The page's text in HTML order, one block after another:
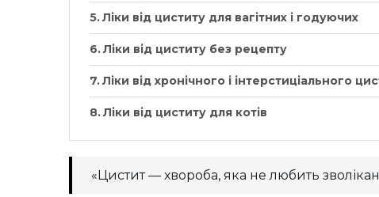
Ліки від циститу для вагітних і годуючих
Ліки від циститу без рецепту
Ліки від хронічного і інтерстиціального
Ліки від циститу для котів
«Цистит — хвороба, яка не любить